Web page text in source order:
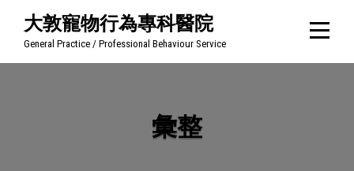
content
大敦寵物行為專科醫院
General Practice / Professional Behaviour Service
彙整